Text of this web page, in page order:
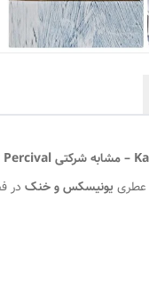
عطری یونیسکس و خنک در